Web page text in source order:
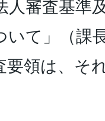
人審査基準
いて」（課
要領は、そ